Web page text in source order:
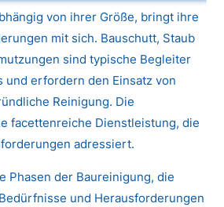
von ihrer Größe, bringt ihre
mit sich. Bauschutt, Staub
sind typische Begleiter
und erfordern den Einsatz von
Reinigung. Die
facettenreiche Dienstleistung, die
adressiert.
Phasen der Baureinigung, die
und Herausforderungen